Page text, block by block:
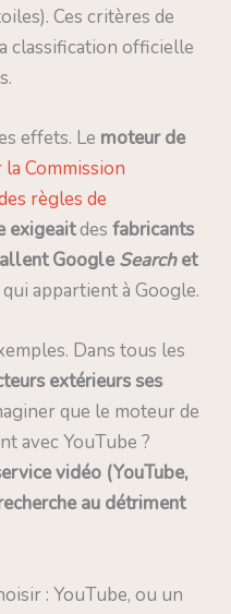
Ces critères de
classification officielle
effets. Le moteur de
Commission
règles de
exigeaitdes fabricants
Google Searchet
appartient à Google.
Dans tous les
extérieurs ses
que le moteur de
avec YouTube ?
vidéo (YouTube,
au détriment
: YouTube, ou un